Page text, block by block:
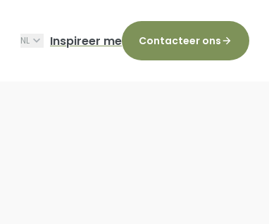
NL Inspireer me Contacteer ons